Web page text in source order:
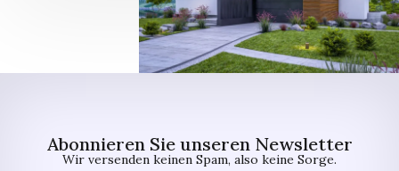
Abonnieren Sie unseren Newsletter
Wir versenden keinen Spam, also keine Sorge.